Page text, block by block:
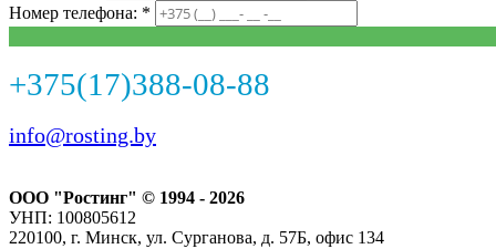
Номер телефона: *
+375(17)388-08-88
info@rosting.by
ООО "Ростинг" © 1994 - 2026
УНП: 100805612
220100, г. Минск, ул. Сурганова, д. 57Б, офис 134